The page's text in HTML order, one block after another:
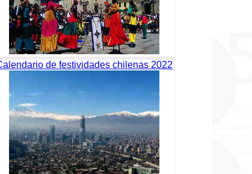
de festividades chilenas 2022